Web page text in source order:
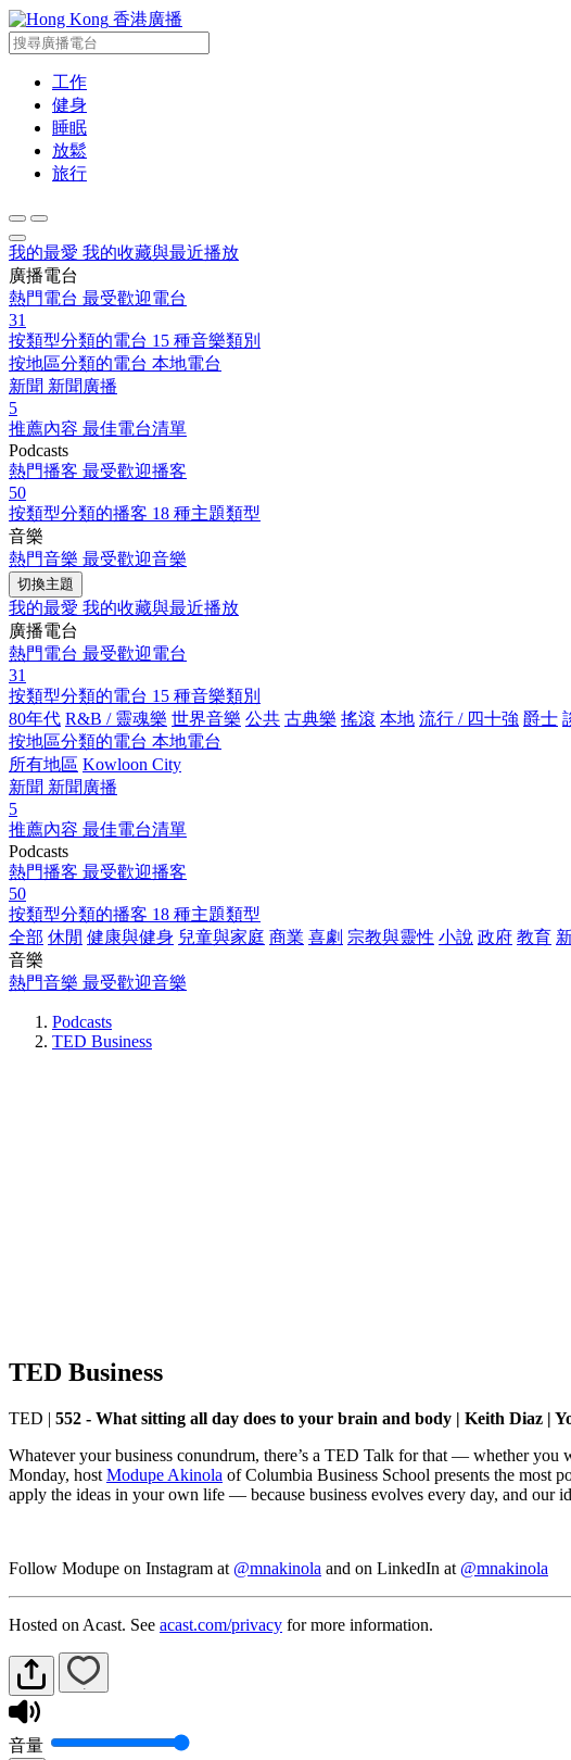
香港廣播
工作
健身
睡眠
放鬆
旅行
我的最愛 我的收藏與最近播放
廣播電台
熱門電台 最受歡迎電台
31
按類型分類的電台 15 種音樂類別
按地區分類的電台 本地電台
新聞 新聞廣播
5
推薦內容 最佳電台清單
Podcasts
熱門播客 最受歡迎播客
50
按類型分類的播客 18 種主題類型
音樂
熱門音樂 最受歡迎音樂
切換主題
我的最愛 我的收藏與最近播放
廣播電台
熱門電台 最受歡迎電台
31
按類型分類的電台 15 種音樂類別
80年代 R&B / 靈魂樂 世界音樂 公共 古典樂 搖滾 本地 流行 / 四十強 爵士
按地區分類的電台 本地電台
所有地區 Kowloon City
新聞 新聞廣播
5
推薦內容 最佳電台清單
Podcasts
熱門播客 最受歡迎播客
50
按類型分類的播客 18 種主題類型
全部 休閒 健康與健身 兒童與家庭 商業 喜劇 宗教與靈性 小說 政府 教育
音樂
熱門音樂 最受歡迎音樂
Podcasts
TED Business
TED Business
TED | 552 - What sitting all day does to your brain and body | Keith Diaz |
Whatever your business conundrum, there’s a TED Talk for that — whether
Monday, host Modupe Akinola of Columbia Business School presents the most
apply the ideas in your own life — because business evolves every day, and our
Follow Modupe on Instagram at @mnakinola and on LinkedIn at @mnakinola
Hosted on Acast. See acast.com/privacy for more information.
音量